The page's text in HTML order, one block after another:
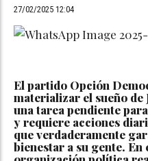
27/02/2025 12:04
El partido Opción
materializar el sueño de
una tarea pendiente
y requiere acciones
que verdaderamente
bienestar a su gente. En